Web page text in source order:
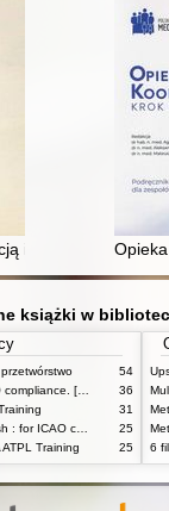
i
i usługami
książki w
54
36
31
25
Training
25